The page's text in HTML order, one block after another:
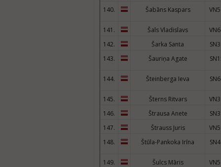
140.
Šabāns Kaspars
141. Šals Vladislavs
142.
Šarka Santa
143.
Šauriņa Agate
144. Šteinberga Ieva
145. Šterns Ritvars
146.
Štrausa Anete
147.
Štrauss Juris
148.
Štūla-Pankoka Irīna
149. Šulcs Māris